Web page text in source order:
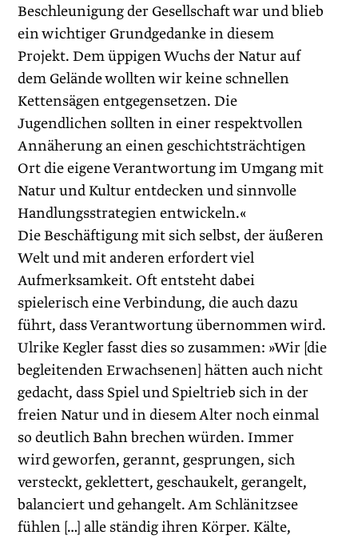
Beschleunigung der Gesellschaft war und blieb
ein wichtiger Grundgedanke in diesem
Projekt. Dem üppigen Wuchs der Natur auf
dem Gelände wollten wir keine schnellen
Kettensägen entgegensetzen. Die
Jugendlichen sollten in einer respektvollen
Annäherung an einen geschichtsträchtigen
Ort die eigene Verantwortung im Umgang mit
Natur und Kultur entdecken und sinnvolle
Handlungsstrategien entwickeln.«
Die Beschäftigung mit sich selbst, der äußeren
Welt und mit anderen erfordert viel
Aufmerksamkeit. Oft entsteht dabei
spielerisch eine Verbindung, die auch dazu
führt, dass Verantwortung übernommen wird.
Ulrike Kegler fasst dies so zusammen: »Wir [die
begleitenden Erwachsenen] hätten auch nicht
gedacht, dass Spiel und Spieltrieb sich in der
freien Natur und in diesem Alter noch einmal
so deutlich Bahn brechen würden. Immer
wird geworfen, gerannt, gesprungen, sich
versteckt, geklettert, geschaukelt, gerangelt,
balan­ciert und gehangelt. Am Schlänitzsee
fühlen […] alle ständig ihren Körper. Kälte,